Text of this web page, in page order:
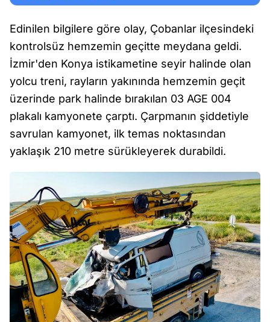
Edinilen bilgilere göre olay, Çobanlar ilçesindeki
kontrolsüz hemzemin geçitte meydana geldi.
İzmir'den Konya istikametine seyir halinde olan
yolcu treni, rayların yakınında hemzemin geçit
üzerinde park halinde bırakılan 03 AGE 004
plakalı kamyonete çarptı. Çarpmanın şiddetiyle
savrulan kamyonet, ilk temas noktasından
yaklaşık 210 metre sürükleyerek durabildi.